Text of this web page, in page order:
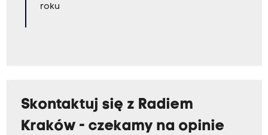
roku
Skontaktuj się z Radiem
Kraków - czekamy na opinie